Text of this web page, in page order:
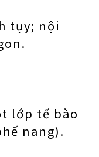
tụy; nội
lớp tế bào
nang).